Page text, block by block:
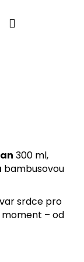
Nákupní
300 ml,
bambusovou
srdce pro
– od